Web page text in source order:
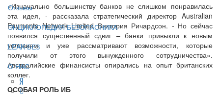
Отзывы
ЭНЦИКЛОПЕДИЯ БЕЗОПАСНИКА
LEAK-БЕЗ
О НАС
«Изначально большинству банков не слишком понравилась
эта идея, - рассказала стратегический директор Australian
Payments Network Limited Виктория Ричардсон. - Но сейчас
появился существенный сдвиг – банки привыкли к новым
условиям и уже рассматривают возможности, которые
получили от этого вынужденного сотрудничества».
Австралийские финансисты опирались на опыт британских
коллег.
ОСОБАЯ РОЛЬ ИБ